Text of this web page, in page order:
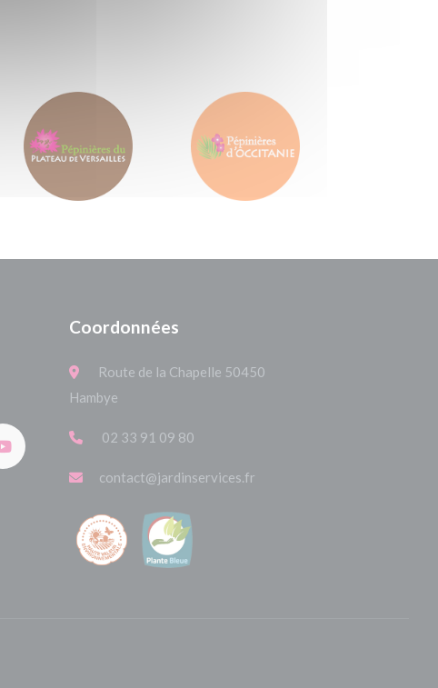
Coordonnées
Route de la Chapelle 50450
Hambye
02 33 91 09 80
contact@jardinservices.fr